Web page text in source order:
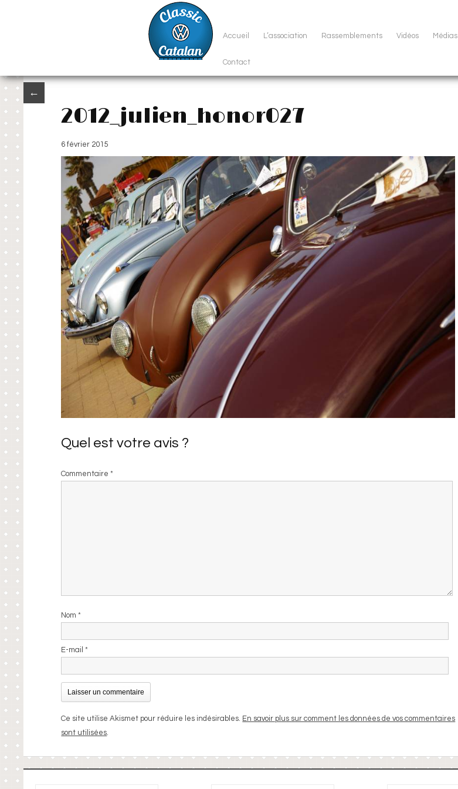
Accueil L’association Rassemblements Vidéos Médias
Contact
←
2012_julien_honor027
6 février 2015
Quel est votre avis ?
Commentaire*
Nom*
E-mail*
Ce site utilise Akismet pour réduire les indésirables. En savoir plus sur comment les données de vos commentaires
sont utilisées.